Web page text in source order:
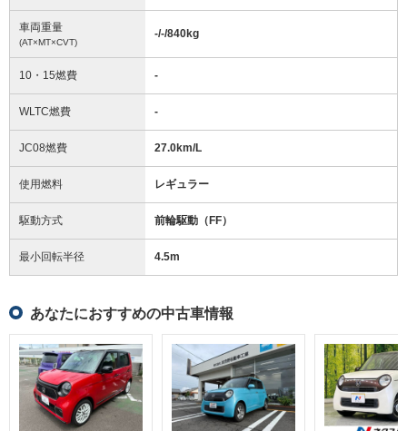
車両重量
(AT×MT×CVT)
-/-/840kg
10・15燃費 -
WLTC燃費 -
JC08燃費 27.0km/L
使用燃料 レギュラー
駆動方式 前輪駆動（FF）
最小回転半径 4.5m
あなたにおすすめの中古車情報